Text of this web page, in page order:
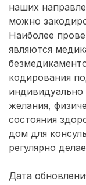
наших
можно
Наиболее
являются
кодирования
желания,
состояния
дом для
регулярно
Дата